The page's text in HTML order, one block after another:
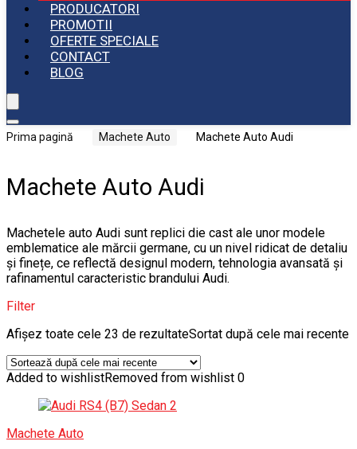
PRODUCATORI
PROMOTII
OFERTE SPECIALE
CONTACT
BLOG
Prima pagină Machete Auto Machete Auto Audi
Machete Auto Audi
Machetele auto Audi sunt replici die cast ale unor modele
emblematice ale mărcii germane, cu un nivel ridicat de detaliu
și finețe, ce reflectă designul modern, tehnologia avansată și
rafinamentul caracteristic brandului Audi.
Filter
Afișez toate cele 23 de rezultateSortat după cele mai recente
Added to wishlistRemoved from wishlist 0
Machete Auto